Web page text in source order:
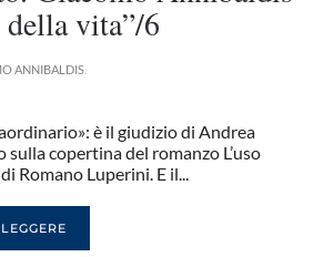
della vita”/6
ANNIBALDIS
è il giudizio di Andrea
copertina del romanzo L’uso
Romano Luperini. E il...